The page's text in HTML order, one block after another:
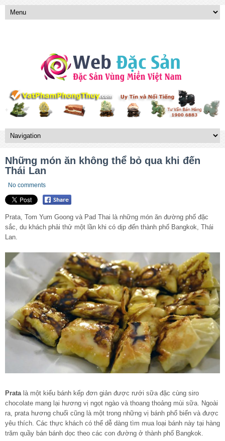
Những món ăn không thể bỏ qua khi đến
Thái Lan
No comments
Prata, Tom Yum Goong và Pad Thai là những món ăn đường phố đặc
sắc, du khách phải thử một lần khi có dịp đến thành phố Bangkok, Thái
Lan.
Pratalà một kiểu bánh kếp đơn giản được rưới sữa đặc cùng siro
chocolate mang lại hương vị ngọt ngào và thoang thoảng mùi sữa. Ngoài
ra, prata hương chuối cũng là một trong những vị bánh phổ biến và được
yêu thích. Các thực khách có thể dễ dàng tìm mua loại bánh này tại hàng
trăm quầy bán bánh dọc theo các con đường ở thành phố Bangkok.